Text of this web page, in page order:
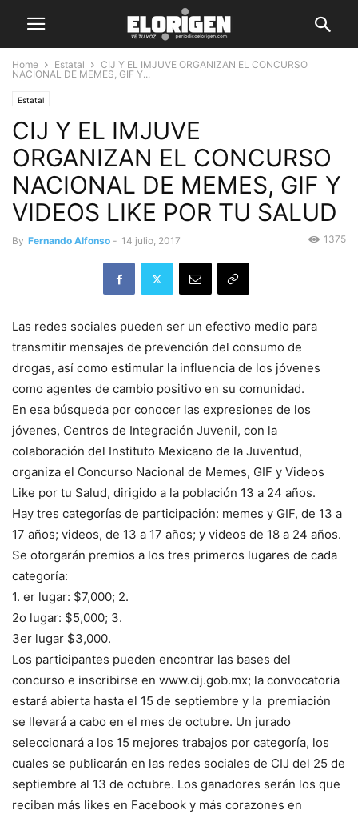
Home Estatal
CIJ Y EL IMJUVE ORGANIZAN EL CONCURSO
NACIONAL DE MEMES, GIF Y...
Estatal
CIJ Y EL IMJUVE
ORGANIZAN EL CONCURSO
NACIONAL DE MEMES, GIF Y
VIDEOS LIKE POR TU SALUD
By Fernando Alfonso - 14 julio, 2017 1375
Las redes sociales pueden ser un efectivo medio para
transmitir mensajes de prevención del consumo de
drogas, así como estimular la influencia de los jóvenes
como agentes de cambio positivo en su comunidad.
En esa búsqueda por conocer las expresiones de los
jóvenes, Centros de Integración Juvenil, con la
colaboración del Instituto Mexicano de la Juventud,
organiza el Concurso Nacional de Memes, GIF y Videos
Like por tu Salud, dirigido a la población 13 a 24 años.
Hay tres categorías de participación: memes y GIF, de 13 a
17 años; videos, de 13 a 17 años; y videos de 18 a 24 años.
Se otorgarán premios a los tres primeros lugares de cada
categoría:
1. er lugar: $7,000; 2.
2o lugar: $5,000; 3.
3er lugar $3,000.
Los participantes pueden encontrar las bases del
concurso e inscribirse en www.cij.gob.mx; la convocatoria
estará abierta hasta el 15 de septiembre y la premiación
se llevará a cabo en el mes de octubre. Un jurado
seleccionará a los 15 mejores trabajos por categoría, los
cuales se publicarán en las redes sociales de CIJ del 25 de
septiembre al 13 de octubre. Los ganadores serán los que
reciban más likes en Facebook y más corazones en